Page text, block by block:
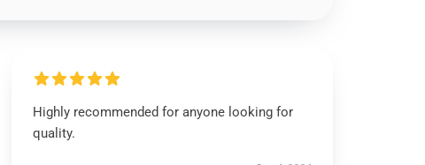
Highly recommended for anyone looking for
quality.